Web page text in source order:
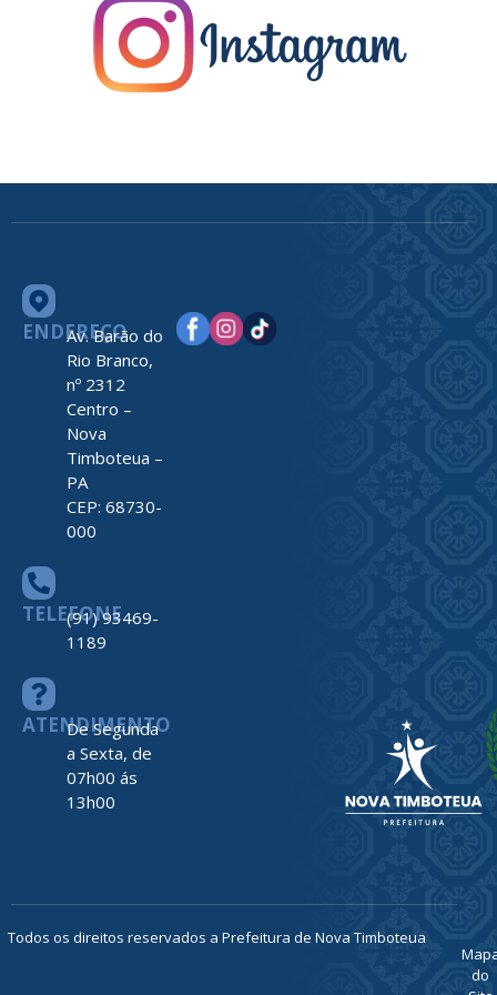
ENDEREÇO
Av. Barão do
Rio Branco,
nº 2312
Centro –
Nova
Timboteua –
PA
CEP: 68730-
000
TELEFONE
(91) 93469-
1189
ATENDIMENTO
De Segunda
a Sexta, de
07h00 ás
13h00
Todos os direitos reservados a Prefeitura de Nova Timboteua
do